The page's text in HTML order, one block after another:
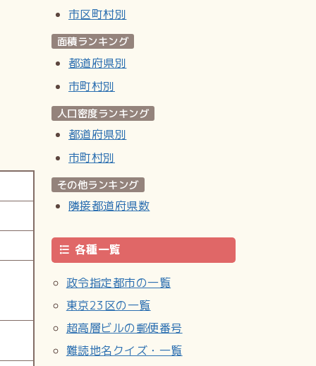
市区町村別
面積ランキング
都道府県別
市町村別
人口密度ランキング
都道府県別
市町村別
その他ランキング
隣接都道府県数
各種一覧
政令指定都市の一覧
東京23区の一覧
超高層ビルの郵便番号
難読地名クイズ・一覧